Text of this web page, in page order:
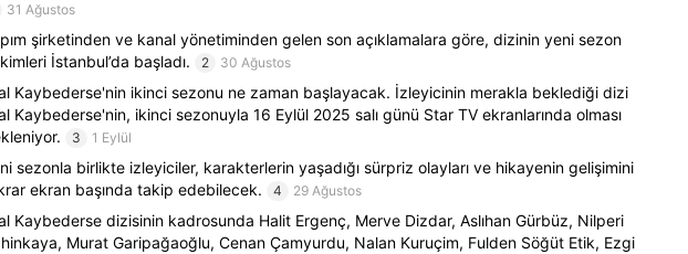
31 Ağustos
şirketinden ve kanal yönetiminden gelen son açıklamalara göre, dizinin yeni sezon
İstanbul’da başladı.
2 30 Ağustos
Kaybederse'nin ikinci sezonu ne zaman başlayacak. İzleyicinin merakla beklediği dizi
Kaybederse'nin, ikinci sezonuyla 16 Eylül 2025 salı günü Star TV ekranlarında olması
3 1 Eylül
sezonla birlikte izleyiciler, karakterlerin yaşadığı sürpriz olayları ve hikayenin gelişimini
ekran başında takip edebilecek.
4 29 Ağustos
Kaybederse dizisinin kadrosunda Halit Ergenç, Merve Dizdar, Aslıhan Gürbüz, Nilperi
Murat Garipağaoğlu, Cenan Çamyurdu, Nalan Kuruçim, Fulden Söğüt Etik, Ezgi